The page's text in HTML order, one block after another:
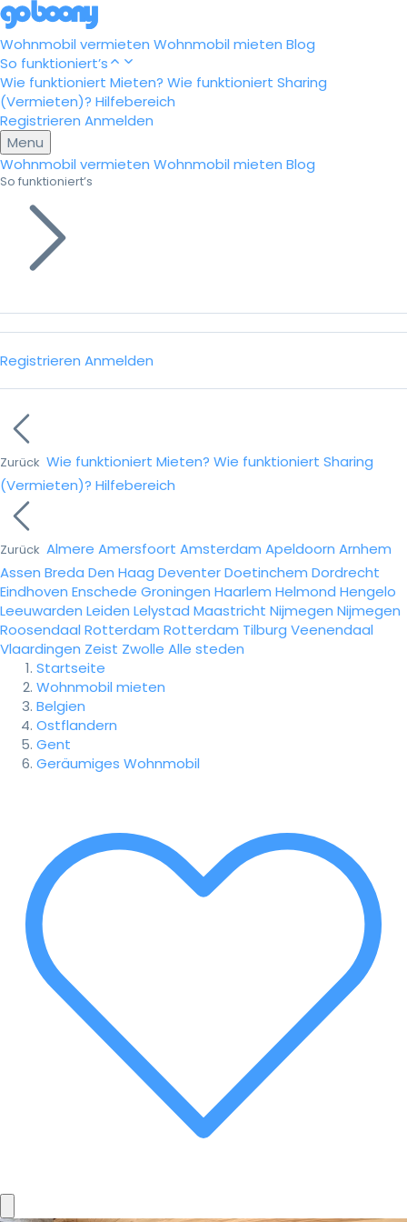
Wohnmobil vermieten Wohnmobil mieten Blog
So funktioniert’s
Wie funktioniert Mieten? Wie funktioniert Sharing
(Vermieten)? Hilfebereich
Registrieren Anmelden
Menu
Wohnmobil vermieten Wohnmobil mieten Blog
So funktioniert’s
Registrieren Anmelden
Zurück Wie funktioniert Mieten? Wie funktioniert Sharing
(Vermieten)? Hilfebereich
Zurück Almere Amersfoort Amsterdam Apeldoorn Arnhem
Assen Breda Den Haag DeventerDoetinchem Dordrecht
Eindhoven Enschede Groningen Haarlem Helmond Hengelo
Leeuwarden Leiden Lelystad Maastricht Nijmegen Nijmegen
Roosendaal Rotterdam Rotterdam Tilburg Veenendaal
Vlaardingen Zeist Zwolle Alle steden
Startseite
Wohnmobil mieten
Belgien
Ostflandern
Gent
Geräumiges Wohnmobil